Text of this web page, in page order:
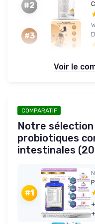
#2
#3
Voir le
COMPARATIF
Notre
probiotiques
intestinales
#1
+
+